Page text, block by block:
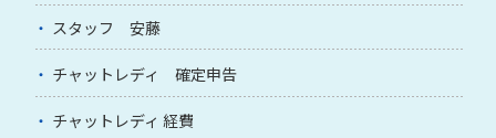
スタッフ 安藤
チャットレディ 確定申告
チャットレディ 経費